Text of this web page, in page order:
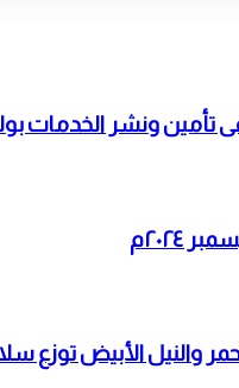
ونشر الخدمات
والنيل الأبيض توزع